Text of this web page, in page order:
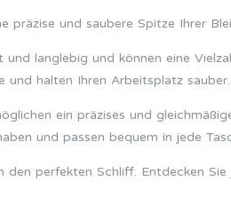
präzise und saubere Spitze Ihrer
langlebig und können eine
und halten Ihren Arbeitsplatz sauber.
ein präzises und
und passen bequem in jede
perfekten Schliff. Entdecken